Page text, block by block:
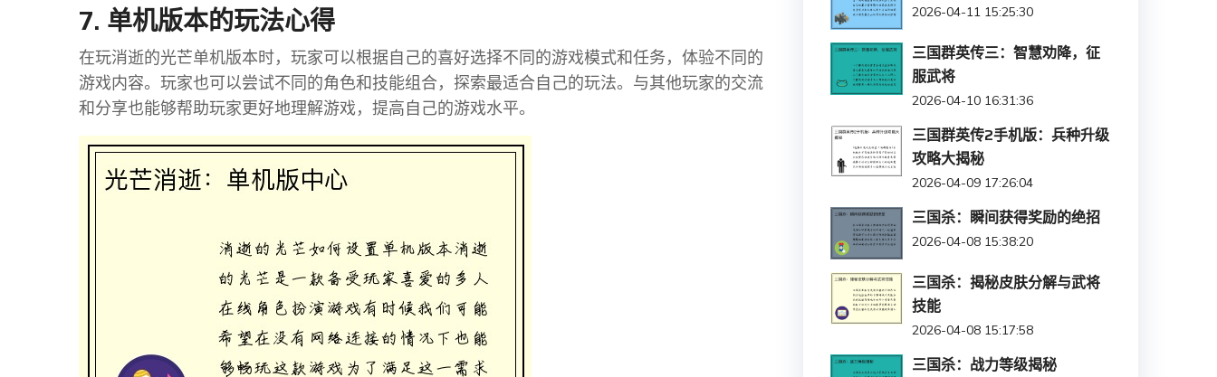
7. 单机版本的玩法心得
在玩消逝的光芒单机版本时，玩家可以根据自己的喜好选择不同的游戏模式和任务，体验不同的
游戏内容。玩家也可以尝试不同的角色和技能组合，探索最适合自己的玩法。与其他玩家的交流
和分享也能够帮助玩家更好地理解游戏，提高自己的游戏水平。
2026-04-11 15:25:30
三国群英传三：智慧劝降，征
服武将
2026-04-10 16:31:36
三国群英传2手机版：兵种升级
攻略大揭秘
2026-04-09 17:26:04
三国杀：瞬间获得奖励的绝招
2026-04-08 15:38:20
三国杀：揭秘皮肤分解与武将
技能
2026-04-08 15:17:58
三国杀：战力等级揭秘